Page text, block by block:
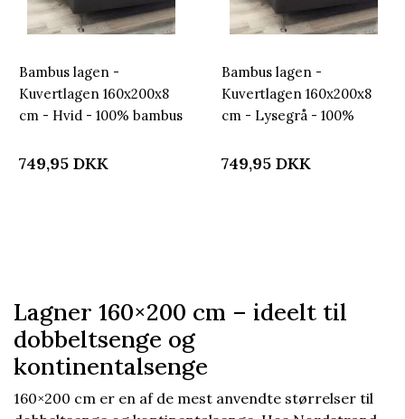
Bambus lagen -
Kuvertlagen 160x200x8
cm - Hvid - 100% bambus
749,95 DKK
Bambus lagen -
Kuvertlagen 160x200x8
cm - Lysegrå - 100%
topmadras
749,95 DKK
Lagner 160×200 cm – ideelt til
dobbeltsenge og
kontinentalsenge
160×200 cm er en af de mest anvendte størrelser til